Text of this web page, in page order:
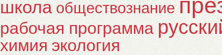
школа обществознание
рабочая программа
химия экология